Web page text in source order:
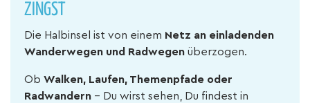
ZINGST
Die Halbinsel ist von einem Netz an einladenden
Wanderwegen und Radwegen überzogen.
Ob Walken, Laufen, Themenpfade oder
Radwandern – Du wirst sehen, Du findest in